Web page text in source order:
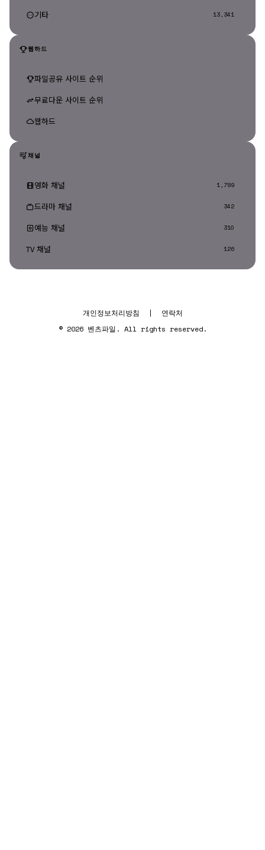
기타 13,341
웹하드
파일공유 사이트 순위
무료다운 사이트 순위
웹하드
채널
영화 채널 1,789
드라마 채널 342
예능 채널 310
TV 채널 126
개인정보처리방침 |
연락처
© 2026 벤츠파일. All rights reserved.